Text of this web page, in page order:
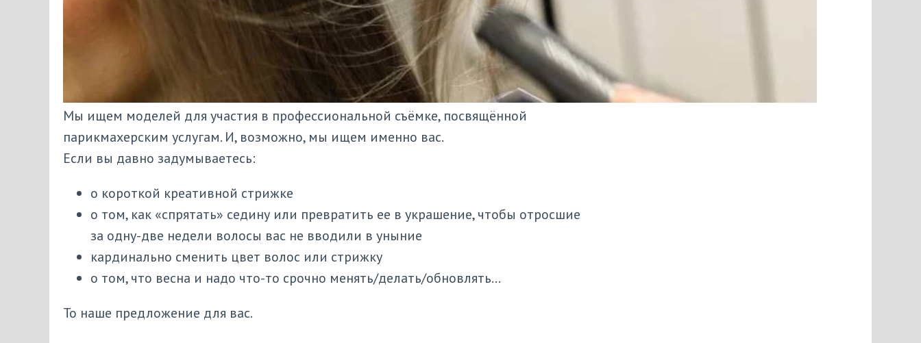
Мы ищем моделей для участия в профессиональной съёмке, посвящённой
парикмахерским услугам. И, возможно, мы ищем именно вас.
Если вы давно задумываетесь:
о короткой креативной стрижке
о том, как «спрятать» седину или превратить ее в украшение, чтобы отросшие
за одну-две недели волосы вас не вводили в уныние
кардинально сменить цвет волос или стрижку
о том, что весна и надо что-то срочно менять/делать/обновлять…
То наше предложение для вас.